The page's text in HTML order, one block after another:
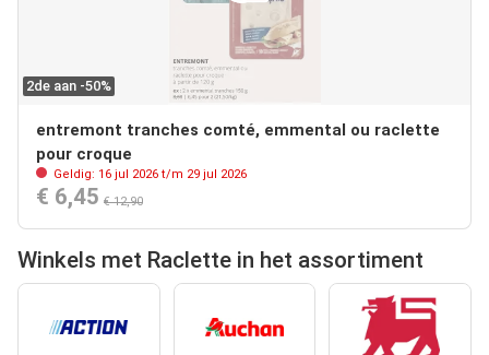
2de aan -50%
entremont tranches comté, emmental ou raclette
pour croque
Geldig: 16 jul 2026 t/m 29 jul 2026
€ 6,45 € 12,90
Winkels met Raclette in het assortiment